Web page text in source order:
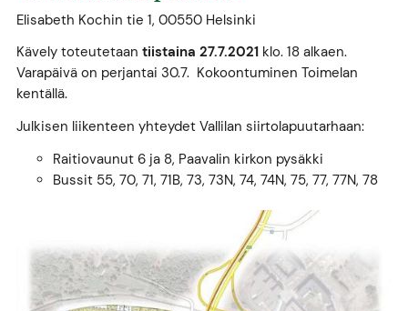
Elisabeth Kochin tie 1, 00550 Helsinki
Kävely toteutetaan tiistaina 27.7.2021klo. 18 alkaen.
Varapäivä on perjantai 30.7. Kokoontuminen Toimelan
kentällä.
Julkisen liikenteen yhteydet Vallilan siirtolapuutarhaan:
Raitiovaunut 6 ja 8, Paavalin kirkon pysäkki
Bussit 55, 70, 71, 71B, 73, 73N, 74, 74N, 75, 77, 77N, 78